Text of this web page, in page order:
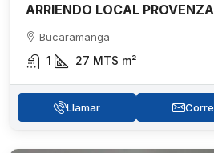
ARRIENDO LOCAL
Bucaramanga
1 27 MTS m²
Llamar